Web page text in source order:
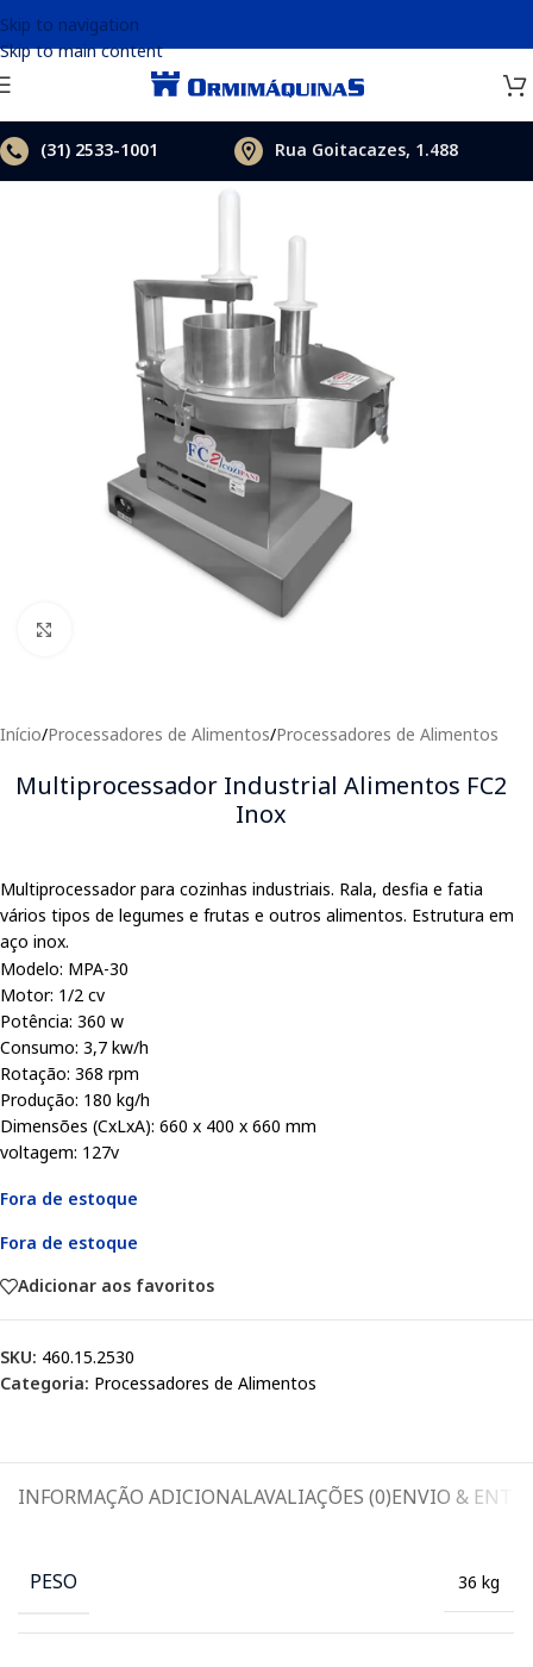
Skip to navigation
Skip to main content
(31) 2533-1001 Rua Goitacazes, 1.488
Início/Processadores de Alimentos/Processadores de Alimentos
Multiprocessador Industrial Alimentos FC2
Inox
Multiprocessador para cozinhas industriais. Rala, desfia e fatia
vários tipos de legumes e frutas e outros alimentos. Estrutura em
aço inox.
Modelo: MPA-30
Motor: 1/2 cv
Potência: 360 w
Consumo: 3,7 kw/h
Rotação: 368 rpm
Produção: 180 kg/h
Dimensões (CxLxA): 660 x 400 x 660 mm
voltagem: 127v
Fora de estoque
Fora de estoque
Adicionar aos favoritos
SKU: 460.15.2530
Categoria: Processadores de Alimentos
INFORMAÇÃO ADICIONALAVALIAÇÕES (0)ENVIO &
PESO 36 kg